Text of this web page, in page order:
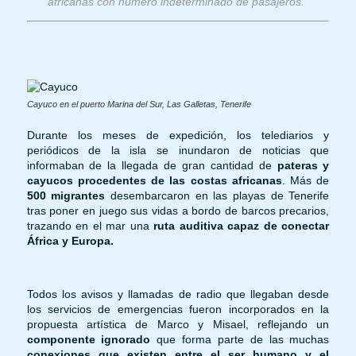
Cayuco en el puerto Marina del Sur, Las Galletas, Tenerife
Durante los meses de expedición, los telediarios y
periódicos de la isla se inundaron de noticias que
informaban de la llegada de gran cantidad de pateras y
cayucos procedentes de las costas africanas. Más de
500 migrantes desembarcaron en las playas de Tenerife
tras poner en juego sus vidas a bordo de barcos precarios,
trazando en el mar una ruta auditiva capaz de conectar
África y Europa.
Todos los avisos y llamadas de radio que llegaban desde
los servicios de emergencias fueron incorporados en la
propuesta artística de Marco y Misael, reflejando un
componente ignorado que forma parte de las muchas